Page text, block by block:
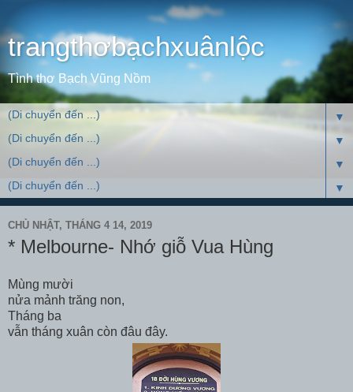
trangthơbạchxuânlộc
Tình thơ Bạch Vũng Nồm
▼
▼
▼
▼
CHỦ NHẬT, THÁNG 4 14, 2019
* Melbourne- Nhớ giỗ Vua Hùng
Mùng mười
nửa mảnh trăng non,
Tháng ba
vẫn tháng xuân còn đâu đây.